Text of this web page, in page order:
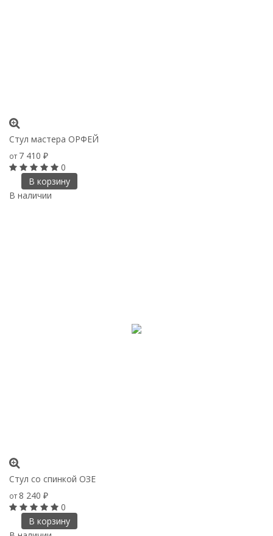
Стул мастера ОРФЕЙ
от 7 410 ₽
0
В корзину
В наличии
Стул со спинкой ОЗЕ
от 8 240 ₽
0
В корзину